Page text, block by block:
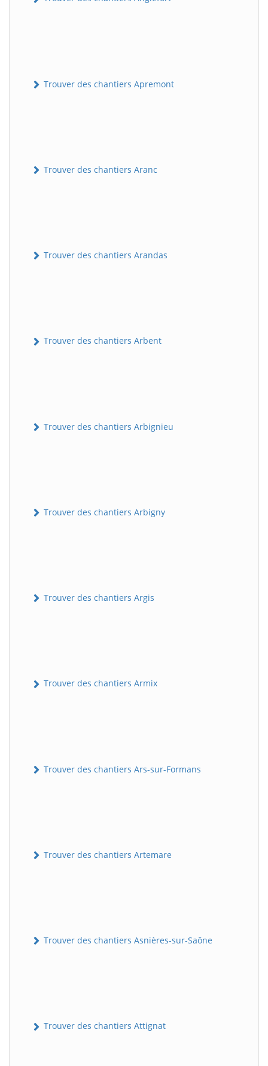
Trouver des chantiers Apremont
Trouver des chantiers Aranc
Trouver des chantiers Arandas
Trouver des chantiers Arbent
Trouver des chantiers Arbignieu
Trouver des chantiers Arbigny
Trouver des chantiers Argis
Trouver des chantiers Armix
Trouver des chantiers Ars-sur-Formans
Trouver des chantiers Artemare
Trouver des chantiers Asnières-sur-Saône
Trouver des chantiers Attignat